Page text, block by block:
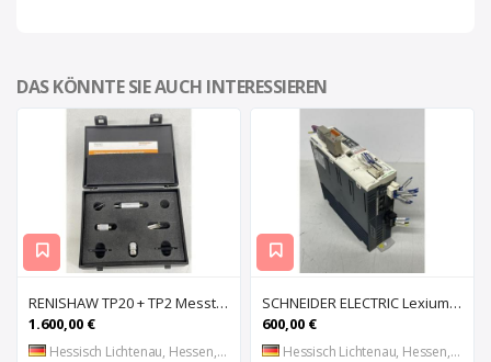
DAS KÖNNTE SIE AUCH INTERESSIEREN
RENISHAW TP20 + TP2 Messtaster für Messmaschine, Messkopf, Probe Kit,
1.600,00 €
Hessisch Lichtenau, Hessen, DE
SCHNEIDER ELECTRIC Lexium 32 LXM32MU90M2 AC-Servoantrieb, Servoregler, Antriebsregler, Serv
600,00 €
Hessisch Lichtenau, Hessen, DE